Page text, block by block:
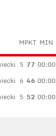
MPKT MIN
5 77 00:00
6 46 00:00
5 52 00:00